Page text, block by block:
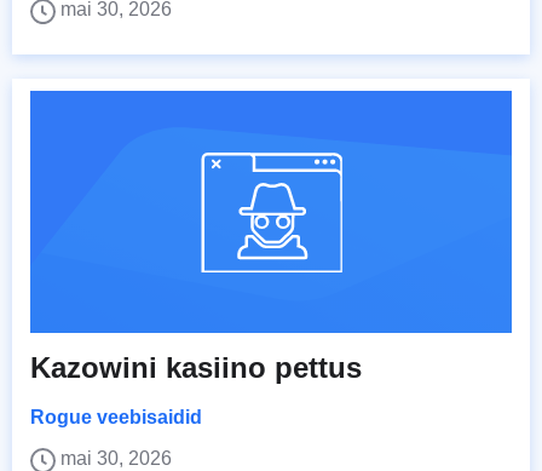
mai 30, 2026
Kazowini kasiino pettus
Rogue veebisaidid
mai 30, 2026